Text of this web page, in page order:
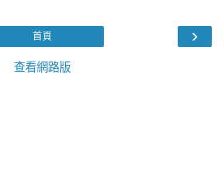
›
首頁
查看網路版